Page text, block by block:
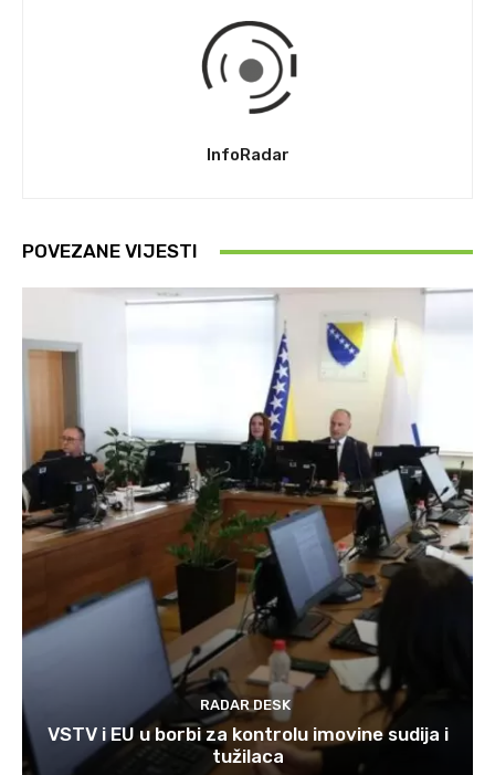
InfoRadar
POVEZANE VIJESTI
RADAR DESK
VSTV i EU u borbi za kontrolu imovine sudija i
tužilaca